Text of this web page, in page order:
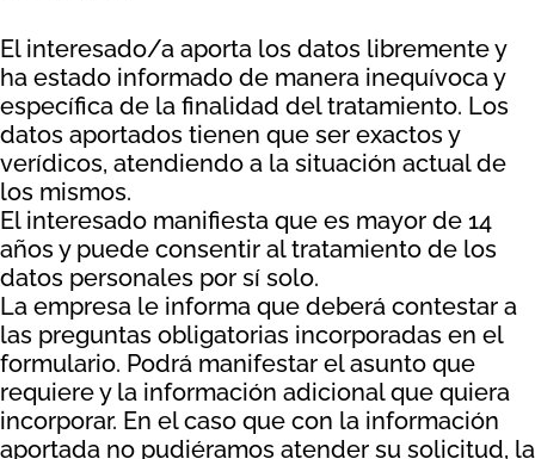
El interesado/a aporta los datos libremente y
ha estado informado de manera inequívoca y
específica de la finalidad del tratamiento. Los
datos aportados tienen que ser exactos y
verídicos, atendiendo a la situación actual de
los mismos.
El interesado manifiesta que es mayor de 14
años y puede consentir al tratamiento de los
datos personales por sí solo.
La empresa le informa que deberá contestar a
las preguntas obligatorias incorporadas en el
formulario. Podrá manifestar el asunto que
requiere y la información adicional que quiera
incorporar. En el caso que con la información
aportada no pudiéramos atender su solicitud, la